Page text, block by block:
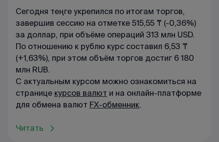
Сегодня теңге укрепился по итогам торгов,
завершив сессию на отметке 515,55 ₸ (-0,36%)
за доллар, при объёме операций 313 млн USD.
По отношению к рублю курс составил 6,53 ₸
(+1,63%), при этом объём торгов достиг 6 180
млн RUB.
С актуальным курсом можно ознакомиться на
странице курсов валют и на онлайн-платформе
для обмена валют FX-обменник.
Читать